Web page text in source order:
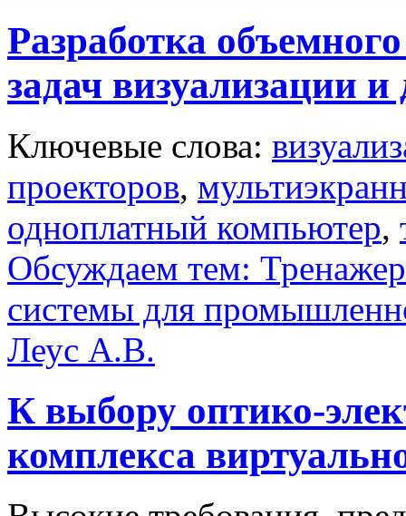
Разработка
задач визуализации
Ключевые слова:
проекторов,
одноплатный компьютер,
Обсуждаем тем:
системы для
Леус А.В.
К выбору оптико-
комплекса